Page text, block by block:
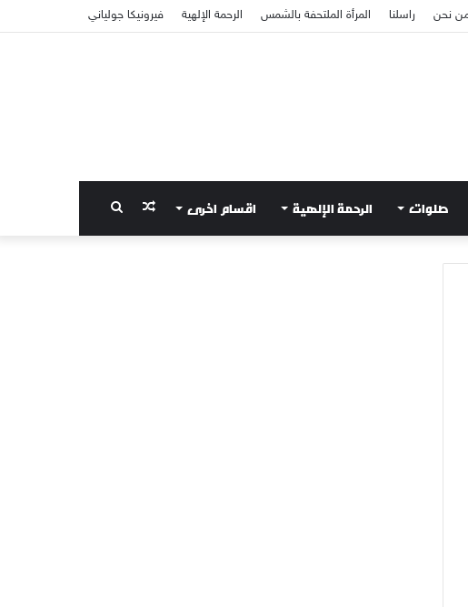
نحن راسلنا المرأة الملتحفة بالشمس الرحمة الإلهية فيرونيكا جولياني
صلوات الرحمة الإلهية اقسام اخرى بحث مقال